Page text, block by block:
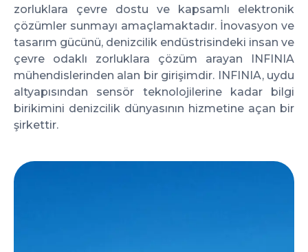
zorluklara çevre dostu ve kapsamlı elektronik
çözümler sunmayı amaçlamaktadır. İnovasyon ve
tasarım gücünü, denizcilik endüstrisindeki insan ve
çevre odaklı zorluklara çözüm arayan INFINIA
mühendislerinden alan bir girişimdir. INFINIA, uydu
altyapısından sensör teknolojilerine kadar bilgi
birikimini denizcilik dünyasının hizmetine açan bir
şirkettir.